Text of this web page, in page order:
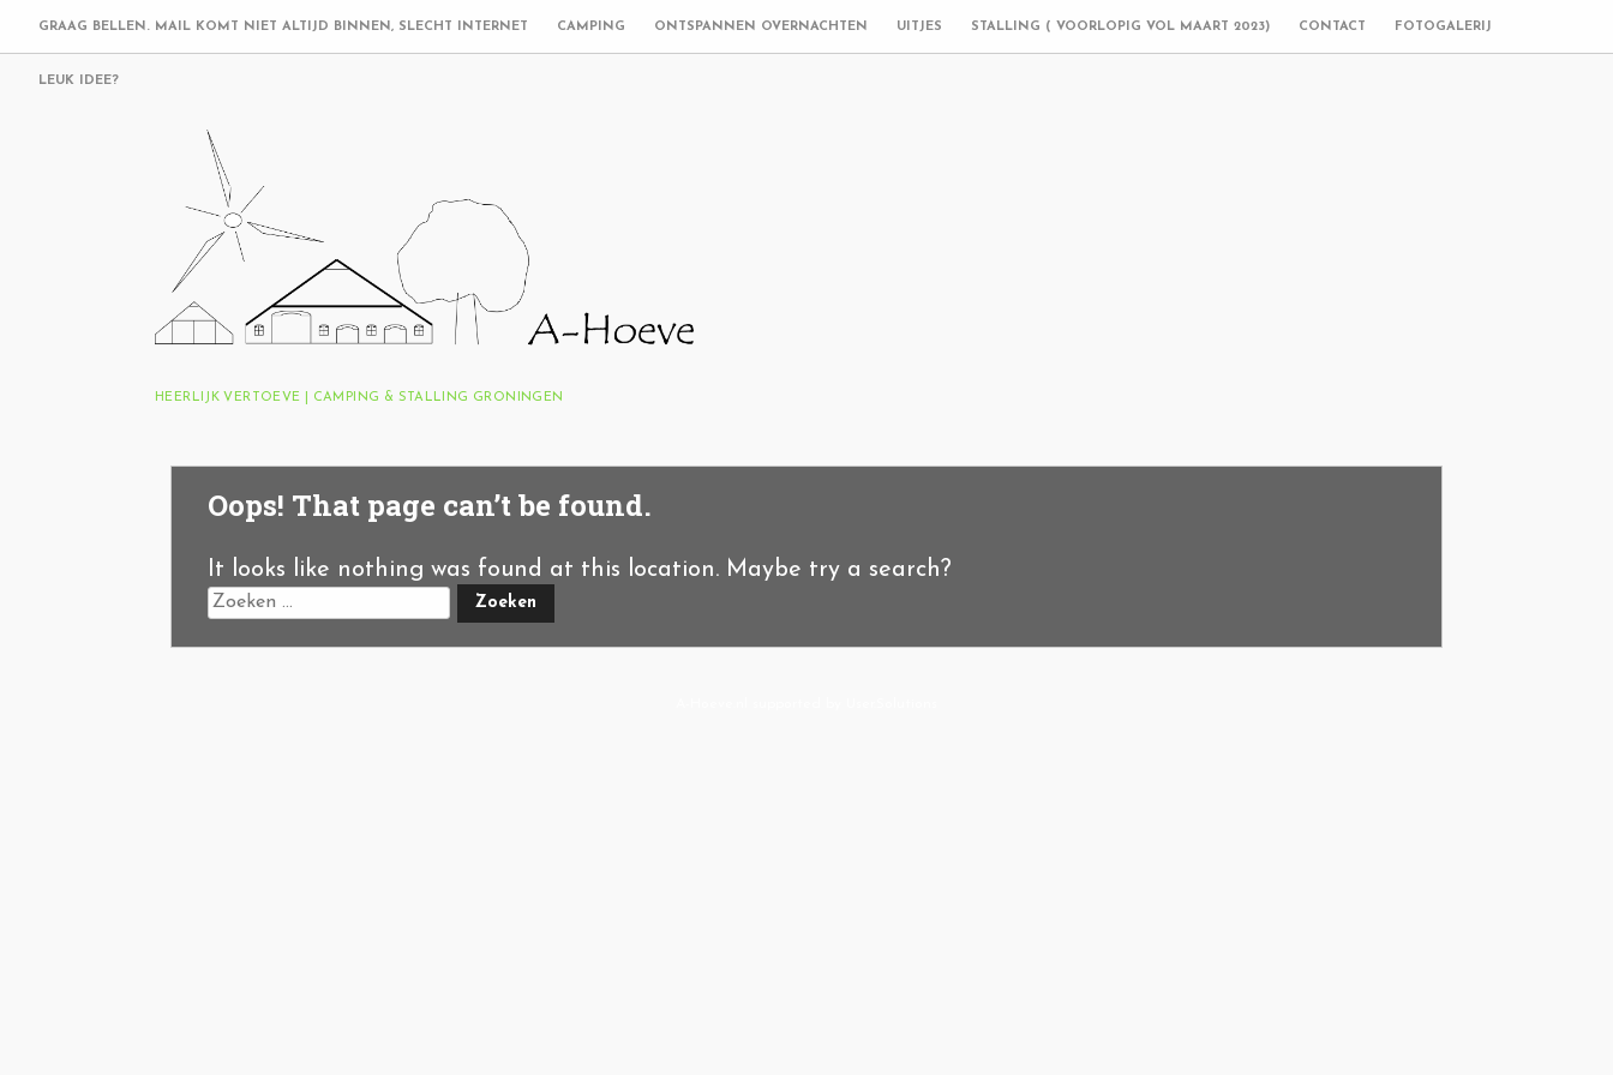
GRAAG BELLEN. MAIL KOMT NIET ALTIJD BINNEN, SLECHT INTERNET CAMPING ONTSPANNEN OVERNACHTEN UITJES STALLING ( VOORLOPIG VOL MAART 2023) CONTACT FOTOGALERIJ
LEUK IDEE?
HEERLIJK VERTOEVE | CAMPING & STALLING GRONINGEN
Oops! That page can’t be found.
It looks like nothing was found at this location. Maybe try a search?